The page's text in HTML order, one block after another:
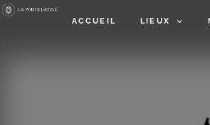
ACCUEIL LIEUX